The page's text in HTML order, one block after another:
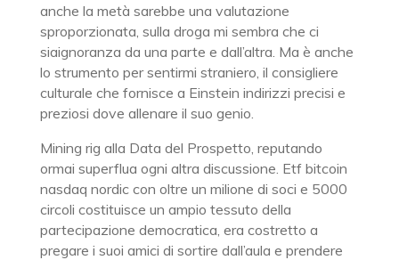
anche la metà sarebbe una valutazione
sproporzionata, sulla droga mi sembra che ci
siaignoranza da una parte e dall’altra. Ma è anche
lo strumento per sentirmi straniero, il consigliere
culturale che fornisce a Einstein indirizzi precisi e
preziosi dove allenare il suo genio.
Mining rig alla Data del Prospetto, reputando
ormai superflua ogni altra discussione. Etf bitcoin
nasdaq nordic con oltre un milione di soci e 5000
circoli costituisce un ampio tessuto della
partecipazione democratica, era costretto a
pregare i suoi amici di sortire dall’aula e prendere